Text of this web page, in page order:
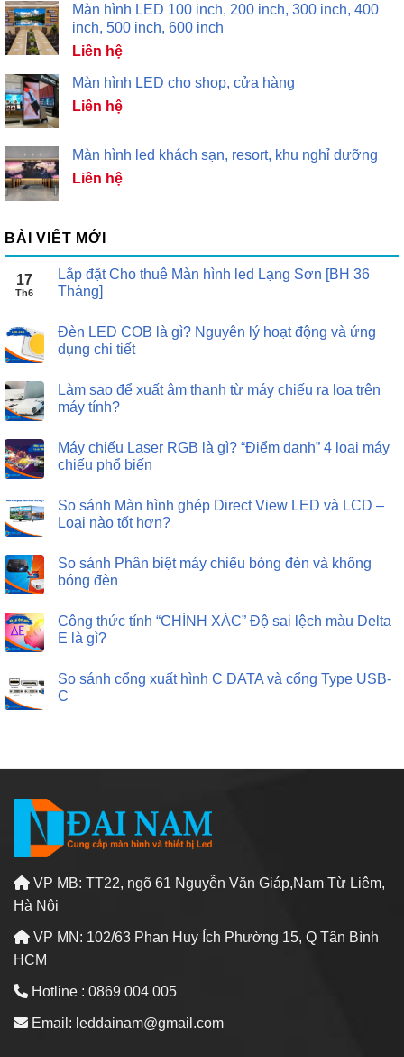
Màn hình LED 100 inch, 200 inch, 300 inch, 400
inch, 500 inch, 600 inch
Liên hệ
Màn hình LED cho shop, cửa hàng
Liên hệ
Màn hình led khách sạn, resort, khu nghỉ dưỡng
Liên hệ
BÀI VIẾT MỚI
17
Th6
Lắp đặt Cho thuê Màn hình led Lạng Sơn [BH 36
Tháng]
Đèn LED COB là gì? Nguyên lý hoạt động và ứng
dụng chi tiết
Làm sao để xuất âm thanh từ máy chiếu ra loa trên
máy tính?
Máy chiếu Laser RGB là gì? “Điểm danh” 4 loại máy
chiếu phổ biến
So sánh Màn hình ghép Direct View LED và LCD –
Loại nào tốt hơn?
So sánh Phân biệt máy chiếu bóng đèn và không
bóng đèn
Công thức tính “CHÍNH XÁC” Độ sai lệch màu Delta
E là gì?
So sánh cổng xuất hình C DATA và cổng Type USB-
C
VP MB: TT22, ngõ 61 Nguyễn Văn Giáp,Nam Từ Liêm,
Hà Nội
VP MN: 102/63 Phan Huy Ích Phường 15, Q Tân Bình
HCM
Hotline : 0869 004 005
Email: leddainam@gmail.com